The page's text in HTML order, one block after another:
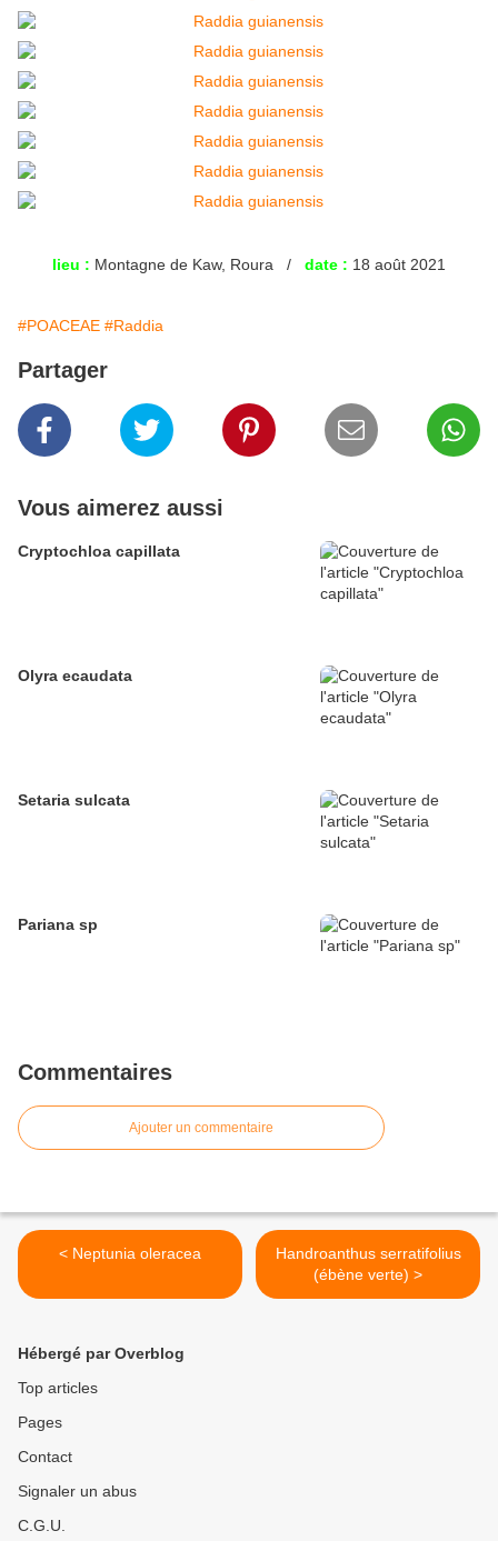
lieu : Montagne de Kaw, Roura / date : 18 août 2021
#POACEAE #Raddia
Partager
Vous aimerez aussi
Cryptochloa capillata
Olyra ecaudata
Setaria sulcata
Pariana sp
Commentaires
Ajouter un commentaire
< Neptunia oleracea
Handroanthus serratifolius
(ébène verte) >
Hébergé par Overblog
Top articles
Pages
Contact
Signaler un abus
C.G.U.